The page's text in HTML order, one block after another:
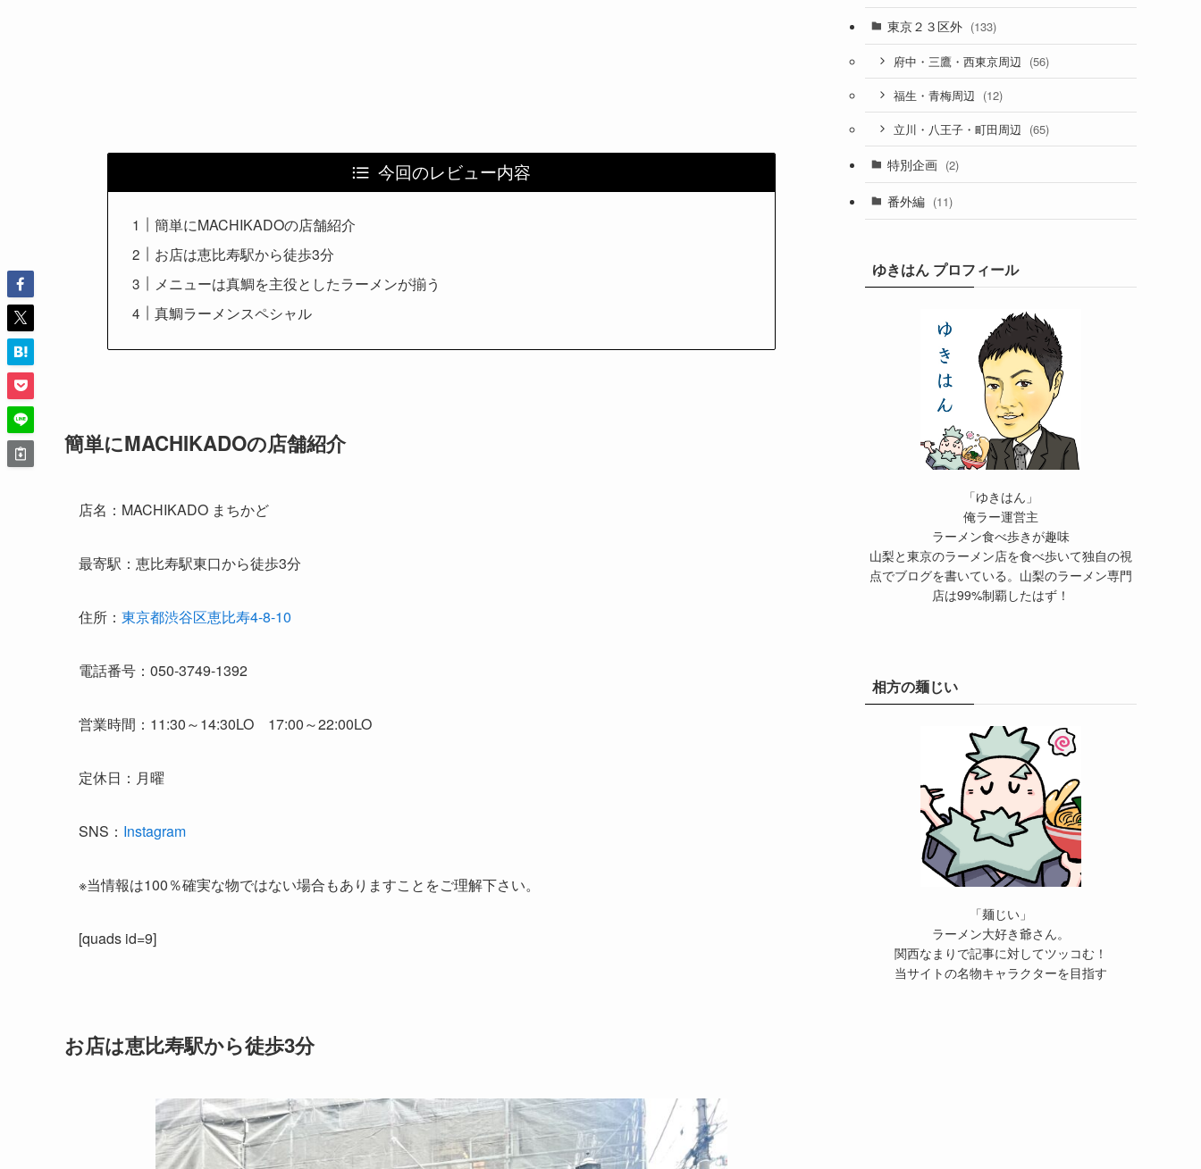
今回のレビュー内容
簡単にMACHIKADOの店舗紹介
お店は恵比寿駅から徒歩3分
メニューは真鯛を主役としたラーメンが揃う
真鯛ラーメンスペシャル
簡単にMACHIKADOの店舗紹介
店名：MACHIKADO まちかど
最寄駅：恵比寿駅東口から徒歩3分
住所： 東京都渋谷区恵比寿4-8-10
電話番号：050-3749-1392
営業時間：11:30～14:30LO 17:00～22:00LO
定休日：月曜
SNS： Instagram
※当情報は100％確実な物ではない場合もありますことをご理解下さい。
[quads id=9]
お店は恵比寿駅から徒歩3分
東京２３区外 (133)
府中・三鷹・西東京周辺 (56)
福生・青梅周辺 (12)
立川・八王子・町田周辺 (65)
特別企画 (2)
番外編 (11)
ゆきはん プロフィール
「ゆきはん」
俺ラー運営主
ラーメン食べ歩きが趣味
山梨と東京のラーメン店を食べ歩いて独自の視
点でブログを書いている。山梨のラーメン専門
店は99%制覇したはず！
相方の麺じい
「麺じい」
ラーメン大好き爺さん。
関西なまりで記事に対してツッコむ！
当サイトの名物キャラクターを目指す